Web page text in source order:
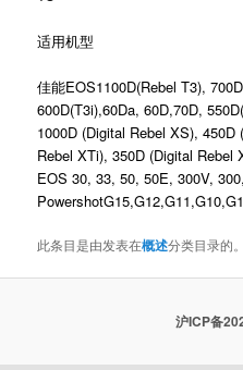
适用机型
佳能EOS1100D(Rebel T3),
600D(T3i),60Da, 60D,70D,
1000D (Digital Rebel XS),
Rebel XTi), 350D (Digital Rebel
EOS 30, 33, 50, 50E, 300V,
此条目是由发表在概述分类目录的
沪ICP备